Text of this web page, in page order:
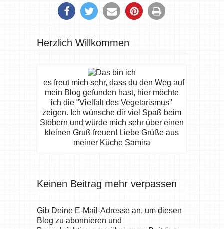
Herzlich Willkommen
es freut mich sehr, dass du den Weg auf
mein Blog gefunden hast, hier möchte
ich die "Vielfalt des Vegetarismus"
zeigen. Ich wünsche dir viel Spaß beim
Stöbern und würde mich sehr über einen
kleinen Gruß freuen! Liebe Grüße aus
meiner Küche Samira
Keinen Beitrag mehr verpassen
Gib Deine E-Mail-Adresse an, um diesen
Blog zu abonnieren und